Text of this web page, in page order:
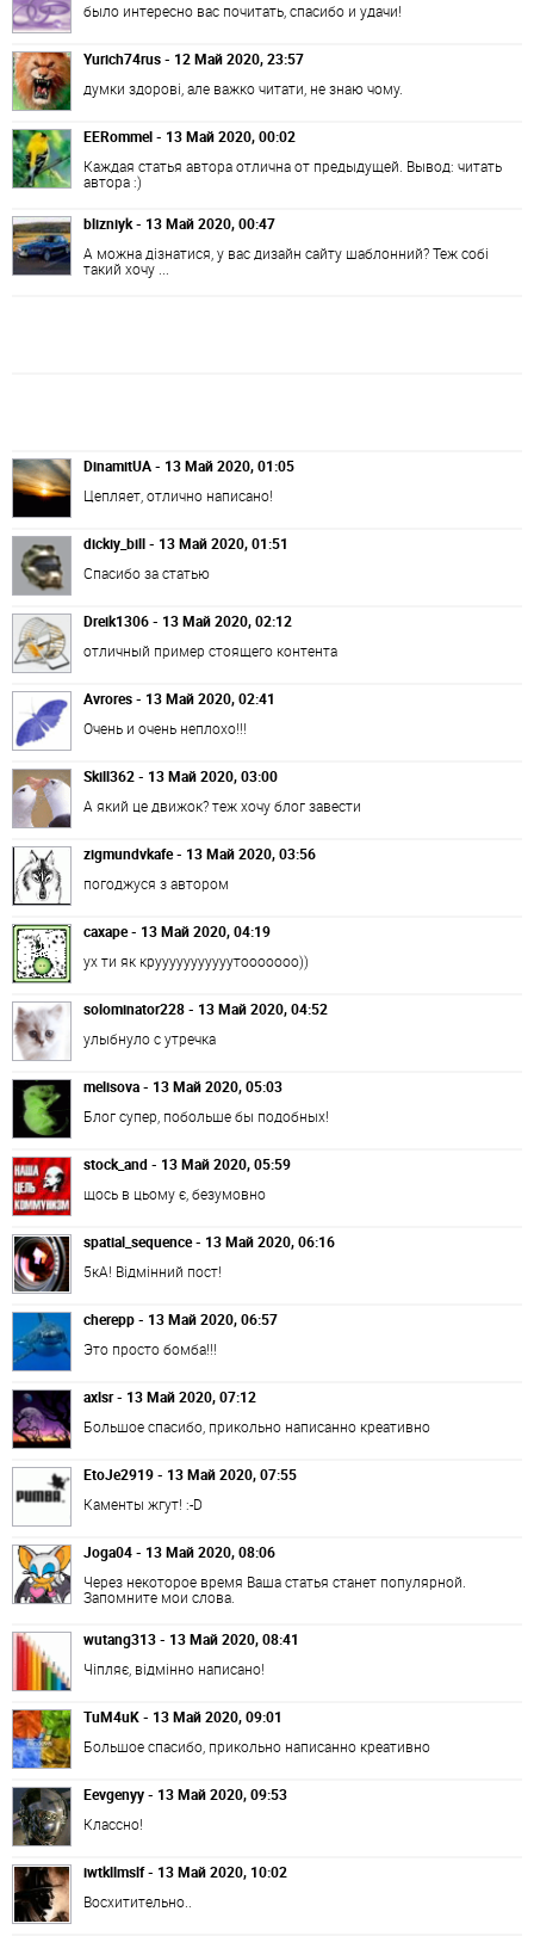
было интересно вас почитать, спасибо и удачи!
Yurich74rus - 12 Май 2020, 23:57
думки здорові, але важко читати, не знаю чому.
EERommel - 13 Май 2020, 00:02
Каждая статья автора отлична от предыдущей. Вывод: читать
автора :)
blizniyk - 13 Май 2020, 00:47
А можна дізнатися, у вас дизайн сайту шаблонний? Теж собі
такий хочу ...
DinamitUA - 13 Май 2020, 01:05
Цепляет, отлично написано!
dickiy_bill - 13 Май 2020, 01:51
Спасибо за статью
Dreik1306 - 13 Май 2020, 02:12
отличный пример стоящего контента
Avrores - 13 Май 2020, 02:41
Очень и очень неплохо!!!
Skill362 - 13 Май 2020, 03:00
А який це движок? теж хочу блог завести
zigmundvkafe - 13 Май 2020, 03:56
погоджуся з автором
caxape - 13 Май 2020, 04:19
ух ти як крууууууууууутооооооо))
solominator228 - 13 Май 2020, 04:52
улыбнуло с утречка
melisova - 13 Май 2020, 05:03
Блог супер, побольше бы подобных!
stock_and - 13 Май 2020, 05:59
щось в цьому є, безумовно
spatial_sequence - 13 Май 2020, 06:16
5кА! Відмінний пост!
cherepp - 13 Май 2020, 06:57
Это просто бомба!!!
axlsr - 13 Май 2020, 07:12
Большое спасибо, прикольно написанно креативно
EtoJe2919 - 13 Май 2020, 07:55
Каменты жгут! :-D
Joga04 - 13 Май 2020, 08:06
Через некоторое время Ваша статья станет популярной.
Запомните мои слова.
wutang313 - 13 Май 2020, 08:41
Чіпляє, відмінно написано!
TuM4uK - 13 Май 2020, 09:01
Большое спасибо, прикольно написанно креативно
Eevgenyy - 13 Май 2020, 09:53
Классно!
iwtkllmslf - 13 Май 2020, 10:02
Восхитительно..